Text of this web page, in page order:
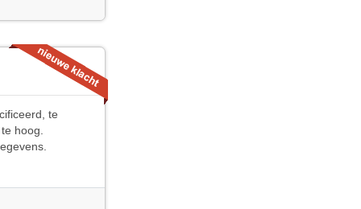
te
hoog.